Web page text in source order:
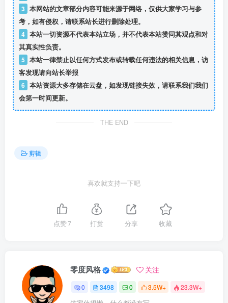
3 本网站的文章部分内容可能来源于网络，仅供大家学习与参
考，如有侵权，请联系站长进行删除处理。
4 本站一切资源不代表本站立场，并不代表本站赞同其观点和对
其真实性负责。
5 本站一律禁止以任何方式发布或转载任何违法的相关信息，访
客发现请向站长举报
6 本站资源大多存储在云盘，如发现链接失效，请联系我们我们
会第一时间更新。
THE END
剪辑
喜欢就支持一下吧
点赞7 打赏 分享 收藏
零度风格 关注
0 3498 0 3.5W+ 23.3W+